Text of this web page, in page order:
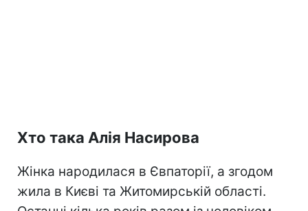
Хто така Алія Насирова
Жінка народилася в Євпаторії, а згодом
жила в Києві та Житомирській області.